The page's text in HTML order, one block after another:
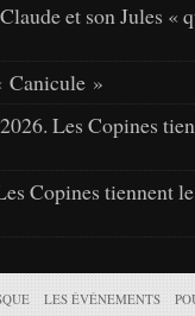
et son Jules «
Canicule »
Les Copines
Copines tiennent
LES ÉVÉNEMENTS